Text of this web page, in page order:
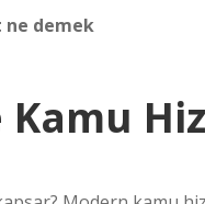
demek
Kamu